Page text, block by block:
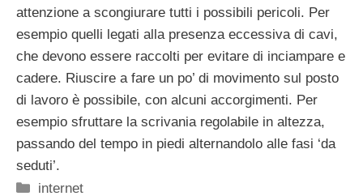
attenzione a scongiurare tutti i possibili pericoli. Per
esempio quelli legati alla presenza eccessiva di cavi,
che devono essere raccolti per evitare di inciampare e
cadere. Riuscire a fare un po’ di movimento sul posto
di lavoro è possibile, con alcuni accorgimenti. Per
esempio sfruttare la scrivania regolabile in altezza,
passando del tempo in piedi alternandolo alle fasi ‘da
seduti’.
Categorie
internet